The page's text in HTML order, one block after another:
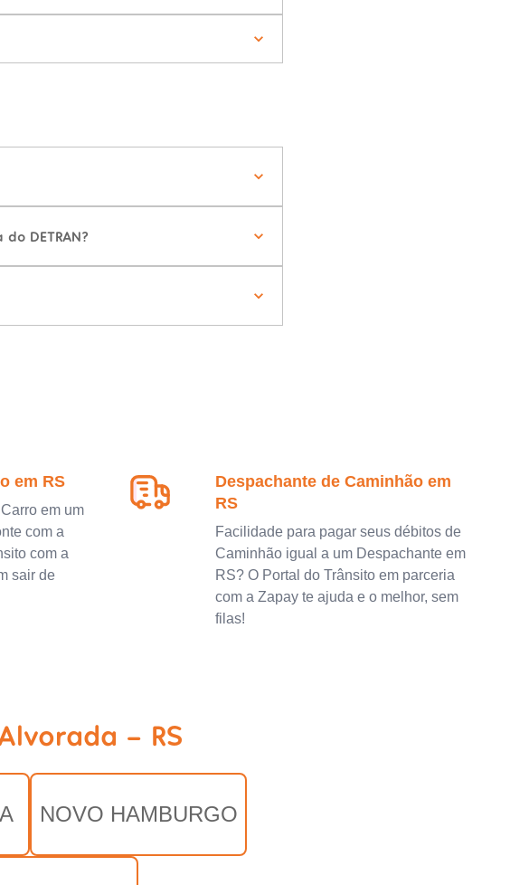
DETRAN?
em RS
em um
com a
com a
sair de
Despachante de Caminhão em
RS
Facilidade para pagar seus débitos de
Caminhão igual a um Despachante em
RS? O Portal do Trânsito em parceria
com a Zapay te ajuda e o melhor, sem
filas!
- RS
NOVO HAMBURGO